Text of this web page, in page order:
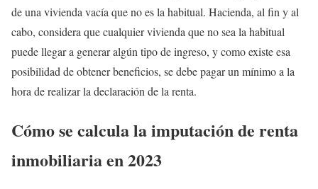
de una vivienda vacía que no es la habitual. Hacienda, al fin y al
cabo, considera que cualquier vivienda que no sea la habitual
puede llegar a generar algún tipo de ingreso, y como existe esa
posibilidad de obtener beneficios, se debe pagar un mínimo a la
hora de realizar la declaración de la renta.
Cómo se calcula la imputación de renta
inmobiliaria en 2023